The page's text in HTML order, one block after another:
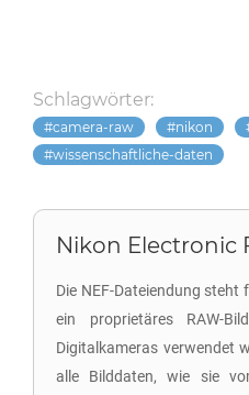
Schlagwörter:
camera-raw nikon
wissenschaftliche-daten
Nikon Electronic
Die NEF-Dateiendung
ein proprietäres RAW-
Digitalkameras verwendet
alle Bilddaten, wie sie